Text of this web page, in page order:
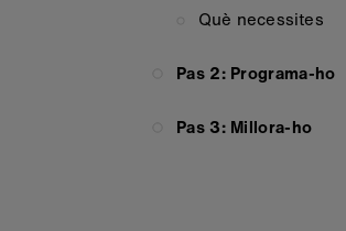
Què necessites
Pas 2: Programa-ho
Pas 3: Millora-ho